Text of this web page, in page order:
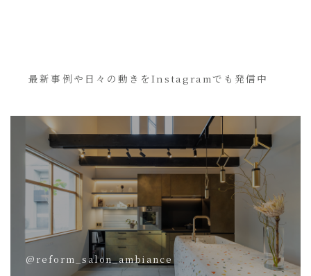
最新事例や日々の動きをInstagramでも発信中
@reform_salon_ambiance